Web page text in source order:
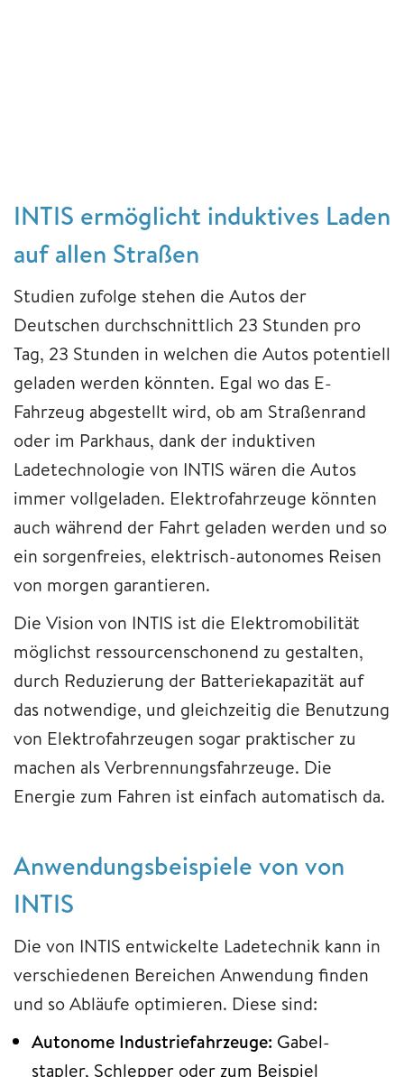
INTIS ermöglicht induktives Laden
auf allen Straßen
Studien zufolge stehen die Autos der
Deutschen durchschnittlich 23 Stunden pro
Tag, 23 Stunden in welchen die Autos potentiell
geladen werden könnten. Egal wo das E-
Fahrzeug abgestellt wird, ob am Straßenrand
oder im Parkhaus, dank der induktiven
Ladetechnologie von INTIS wären die Autos
immer vollgeladen. Elektrofahrzeuge könnten
auch während der Fahrt geladen werden und so
ein sorgenfreies, elektrisch-autonomes Reisen
von morgen garantieren.
Die Vision von INTIS ist die Elektromobilität
möglichst ressourcenschonend zu gestalten,
durch Reduzierung der Batteriekapazität auf
das notwendige, und gleichzeitig die Benutzung
von Elektrofahrzeugen sogar praktischer zu
machen als Verbrennungsfahrzeuge. Die
Energie zum Fahren ist einfach automatisch da.
Anwendungsbeispiele von von
INTIS
Die von INTIS entwickelte Ladetechnik kann in
verschiedenen Bereichen Anwendung finden
und so Abläufe optimieren. Diese sind:
Autonome Industriefahrzeuge: Gabel-
stapler, Schlepper oder zum Beispiel